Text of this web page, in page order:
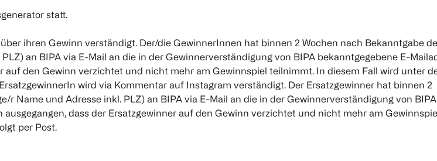
statt.
ihren Gewinn verständigt. Der/die GewinnerInnen hat binnen 2 Wochen nach Bekanntgabe
an BIPA via E-Mail an die in der Gewinnerverständigung von BIPA bekanntgegebene E-
auf den Gewinn verzichtet und nicht mehr am Gewinnspiel teilnimmt. In diesem Fall wird unter
wird via Kommentar auf Instagram verständigt. Der Ersatzgewinner hat binnen 2
Name und Adresse inkl. PLZ) an BIPA via E-Mail an die in der Gewinnerverständigung von BIPA
dass der Ersatzgewinner auf den Gewinn verzichtet und nicht mehr am
per Post.